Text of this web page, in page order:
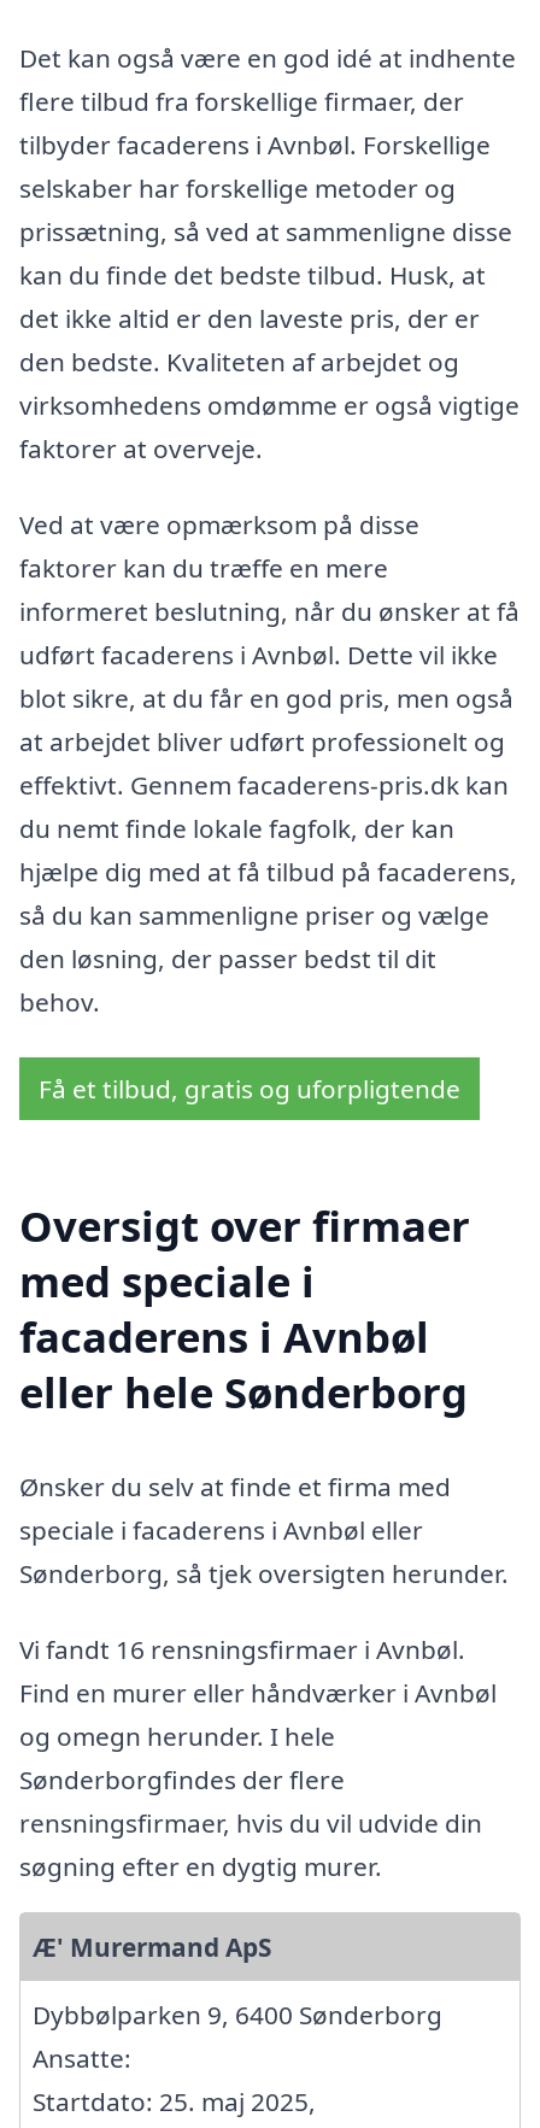
Det kan også være en god idé at indhente
flere tilbud fra forskellige firmaer, der
tilbyder facaderens i Avnbøl. Forskellige
selskaber har forskellige metoder og
prissætning, så ved at sammenligne disse
kan du finde det bedste tilbud. Husk, at
det ikke altid er den laveste pris, der er
den bedste. Kvaliteten af arbejdet og
virksomhedens omdømme er også vigtige
faktorer at overveje.
Ved at være opmærksom på disse
faktorer kan du træffe en mere
informeret beslutning, når du ønsker at få
udført facaderens i Avnbøl. Dette vil ikke
blot sikre, at du får en god pris, men også
at arbejdet bliver udført professionelt og
effektivt. Gennem facaderens-pris.dk kan
du nemt finde lokale fagfolk, der kan
hjælpe dig med at få tilbud på facaderens,
så du kan sammenligne priser og vælge
den løsning, der passer bedst til dit
behov.
Få et tilbud, gratis og uforpligtende
Oversigt over firmaer
med speciale i
facaderens i Avnbøl
eller hele Sønderborg
Ønsker du selv at finde et firma med
speciale i facaderens i Avnbøl eller
Sønderborg, så tjek oversigten herunder.
Vi fandt 16 rensningsfirmaer i Avnbøl.
Find en murer eller håndværker i Avnbøl
og omegn herunder. I hele
Sønderborgfindes der flere
rensningsfirmaer, hvis du vil udvide din
søgning efter en dygtig murer.
Æ' Murermand ApS
Dybbølparken 9, 6400 Sønderborg
Ansatte:
Startdato: 25. maj 2025,